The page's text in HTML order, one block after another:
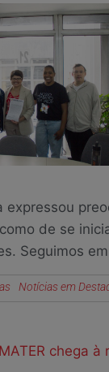
expressou
de se
Seguimos
Notícias em
chega